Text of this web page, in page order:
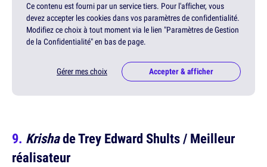
Ce contenu est fourni par un service tiers. Pour l'afficher, vous
devez accepter les cookies dans vos paramètres de confidentialité.
Modifiez ce choix à tout moment via le lien "Paramètres de Gestion
de la Confidentialité" en bas de page.
Gérer mes choix Accepter & afficher
Krishade Trey Edward Shults / Meilleur
réalisateur